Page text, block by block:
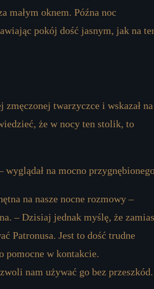
małym oknem. Późna noc
pokój dość jasnym, jak na
twarzyczce i wskazał na
że w nocy ten stolik, to
wyglądał na mocno
na nasze nocne rozmowy –
– Dzisiaj jednak myślę, że
Patronusa. Jest to dość trudne
pomocne w kontakcie.
nam używać go bez przeszkód.